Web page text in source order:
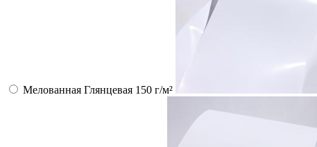
Мелованная Глянцевая 150 г/м²